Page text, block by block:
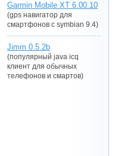
Garmin Mobile XT 6.00.10
(gps навигатор для
смартфонов с symbian 9.4)
Jimm 0.5.2b
(популярный java icq
клиент для обычных
телефонов и смартов)